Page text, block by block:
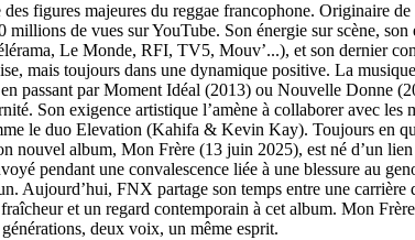
figures majeures du reggae francophone. Originaire
de vues sur YouTube. Son énergie sur scène,
Le Monde, RFI, TV5, Mouv’...), et son dernier
mais toujours dans une dynamique positive. La
passant par Moment Idéal (2013) ou Nouvelle Donne
Son exigence artistique l’amène à collaborer avec
le duo Elevation (Kahifa & Kevin Kay). Toujours en
album, Mon Frère (13 juin 2025), est né d’un
pendant une convalescence liée à une blessure au
Aujourd’hui, FNX partage son temps entre une
et un regard contemporain à cet album. Mon
deux voix, un même esprit.